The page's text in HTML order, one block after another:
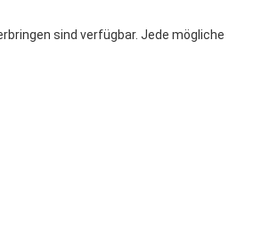
sind verfügbar. Jede mögliche